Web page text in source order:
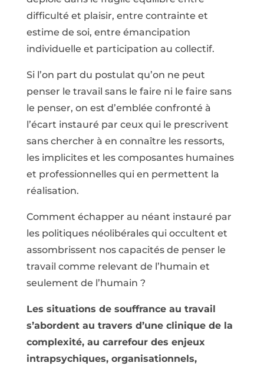
difficulté et plaisir, entre contrainte et
estime de soi, entre émancipation
individuelle et participation au collectif.
Si l’on part du postulat qu’on ne peut
penser le travail sans le faire ni le faire sans
le penser, on est d’emblée confronté à
l’écart instauré par ceux qui le prescrivent
sans chercher à en connaître les ressorts,
les implicites et les composantes humaines
et professionnelles qui en permettent la
réalisation.
Comment échapper au néant instauré par
les politiques néolibérales qui occultent et
assombrissent nos capacités de penser le
travail comme relevant de l’humain et
seulement de l’humain ?
Les situations de souffrance au travail
s’abordent au travers d’une clinique de la
complexité, au carrefour des enjeux
intrapsychiques, organisationnels,